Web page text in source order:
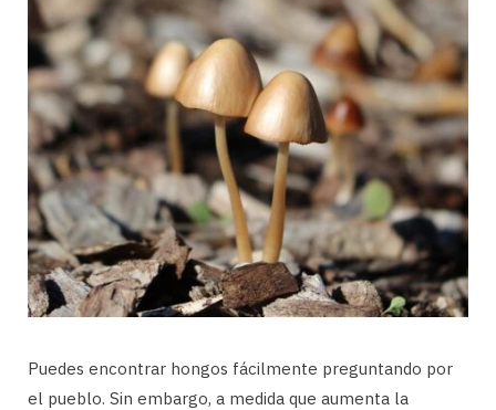
Puedes encontrar hongos fácilmente preguntando por
el pueblo. Sin embargo, a medida que aumenta la